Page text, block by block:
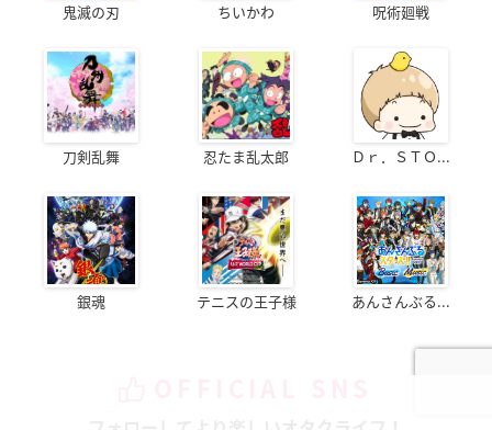
鬼滅の刃 ちいかわ 呪術廻戦
刀剣乱舞 忍たま乱太郎 Ｄｒ．ＳＴＯ...
銀魂 テニスの王子様 あんさんぶる...